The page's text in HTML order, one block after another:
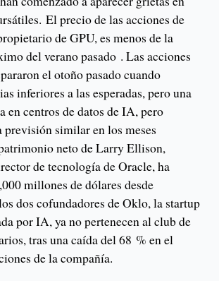
El precio de las acciones de
de GPU, es menos de la
del verano pasado . Las acciones
el otoño pasado cuando
inferiores a las esperadas, pero una
en centros de datos de IA, pero
previsión similar en los meses
neto de Larry Ellison,
de tecnología de Oracle, ha
millones de dólares desde
dos cofundadores de Oklo, la startup
por IA, ya no pertenecen al club de
tras una caída del 68 % en el
de la compañía.